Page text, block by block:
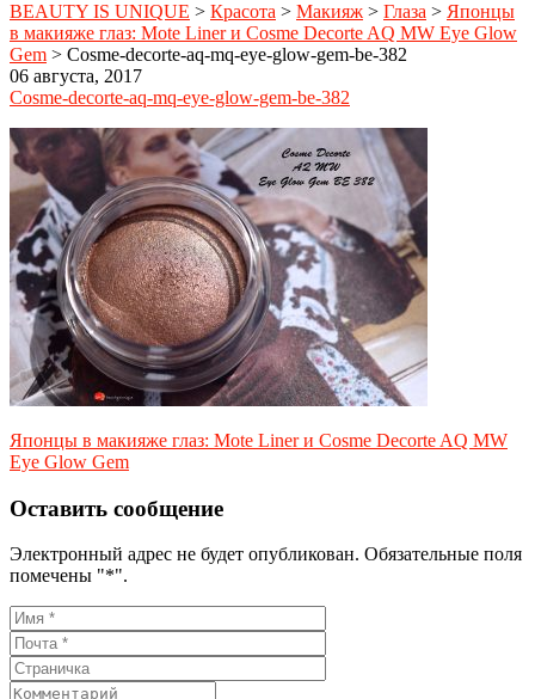
BEAUTY IS UNIQUE > Красота > Макияж > Глаза > Японцы
в макияже глаз: Mote Liner и Cosme Decorte AQ MW Eye Glow
Gem > Cosme-decorte-aq-mq-eye-glow-gem-be-382
06 августа, 2017
Cosme-decorte-aq-mq-eye-glow-gem-be-382
Японцы в макияже глаз: Mote Liner и Cosme Decorte AQ MW
Eye Glow Gem
Оставить сообщение
Электронный адрес не будет опубликован. Обязательные поля
помечены "*".